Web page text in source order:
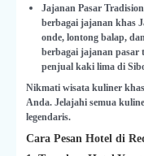
Jajanan Pasar
berbagai jajanan khas
onde, lontong balap,
berbagai jajanan pasar
penjual kaki lima di
Nikmati wisata kuliner
Anda. Jelajahi semua
legendaris.
Cara Pesan Hotel di